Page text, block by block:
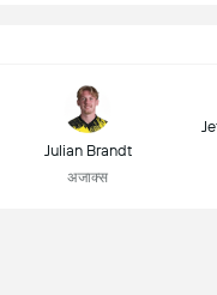
Julian Brandt
अजाक्स